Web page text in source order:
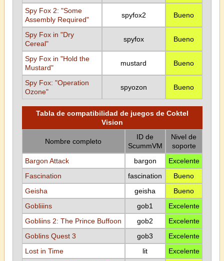
Spy Fox 2: "Some
Assembly Required"
spyfox2 Bueno
Spy Fox in "Dry
Cereal"
spyfox Bueno
Spy Fox in "Hold the
Mustard"
mustard Bueno
Spy Fox: "Operation
Ozone"
spyozon Bueno
Tabla de compatibilidad de juegos de Coktel
Vision
Nombre completo
ID de
ScummVM
Nivel de
soporte
Bargon Attack
bargon
Excelente
Fascination
fascination
Bueno
Geisha
geisha
Bueno
Gobliiins
gob1
Excelente
Gobliins 2: The Prince Buffoon
gob2
Excelente
Goblins Quest 3
gob3
Excelente
Lost in Time
lit
Excelente